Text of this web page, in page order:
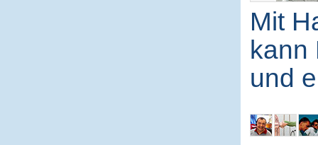
Mit
kann
und